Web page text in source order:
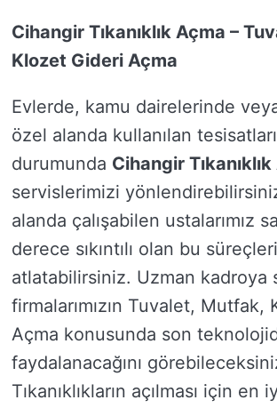
Cihangir Tıkanıklık Açma –
Klozet Gideri Açma
Evlerde, kamu dairelerinde
özel alanda kullanılan
durumunda Cihangir
servislerimizi
alanda çalışabilen ustalarımız
derece sıkıntılı olan bu
atlatabilirsiniz. Uzman kadroya
firmalarımızın Tuvalet, Mutfak,
Açma konusunda son
faydalanacağını
Tıkanıklıkların açılması için en